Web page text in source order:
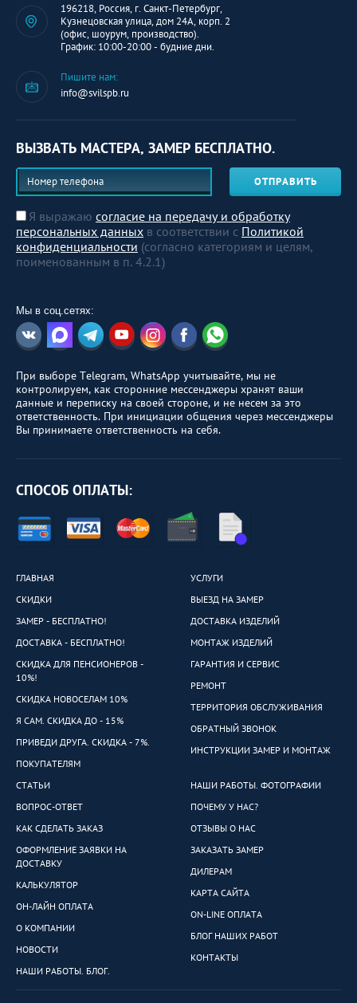
196218, Россия, г. Санкт-Петербург,
Кузнецовская улица, дом 24А, корп. 2
(офис, шоурум, производство).
График: 10:00-20:00 - будние дни.
Пишите нам:
info@svilspb.ru
ВЫЗВАТЬ МАСТЕРА, ЗАМЕР БЕСПЛАТНО.
Я выражаю согласие на передачу и обработку
персональных данных в соответствии с Политикой
конфиденциальности (согласно категориям и целям,
поименованным в п. 4.2.1)
ОТПРАВИТЬ
Мы в соц.сетях:
При выборе Telegram, WhatsApp учитывайте, мы не
контролируем, как сторонние мессенджеры хранят ваши
данные и переписку на своей стороне, и не несем за это
ответственность. При инициации общения через мессенджеры
Вы принимаете ответственность на себя.
СПОСОБ ОПЛАТЫ:
ГЛАВНАЯ
СКИДКИ
ЗАМЕР - БЕСПЛАТНО!
ДОСТАВКА - БЕСПЛАТНО!
СКИДКА ДЛЯ ПЕНСИОНЕРОВ -
10%!
СКИДКА НОВОСЕЛАМ 10%
Я САМ. СКИДКА ДО - 15%
ПРИВЕДИ ДРУГА. СКИДКА - 7%.
ПОКУПАТЕЛЯМ
УСЛУГИ
ВЫЕЗД НА ЗАМЕР
ДОСТАВКА ИЗДЕЛИЙ
МОНТАЖ ИЗДЕЛИЙ
ГАРАНТИЯ И СЕРВИС
РЕМОНТ
ТЕРРИТОРИЯ ОБСЛУЖИВАНИЯ
ОБРАТНЫЙ ЗВОНОК
ИНСТРУКЦИИ ЗАМЕР И МОНТАЖ
СТАТЬИ
ВОПРОС-ОТВЕТ
КАК СДЕЛАТЬ ЗАКАЗ
ОФОРМЛЕНИЕ ЗАЯВКИ НА
ДОСТАВКУ
КАЛЬКУЛЯТОР
ОН-ЛАЙН ОПЛАТА
О КОМПАНИИ
НОВОСТИ
НАШИ РАБОТЫ. БЛОГ.
НАШИ РАБОТЫ. ФОТОГРАФИИ
ПОЧЕМУ У НАС?
ОТЗЫВЫ О НАС
ЗАКАЗАТЬ ЗАМЕР
ДИЛЕРАМ
КАРТА САЙТА
ON-LINE ОПЛАТА
БЛОГ НАШИХ РАБОТ
КОНТАКТЫ